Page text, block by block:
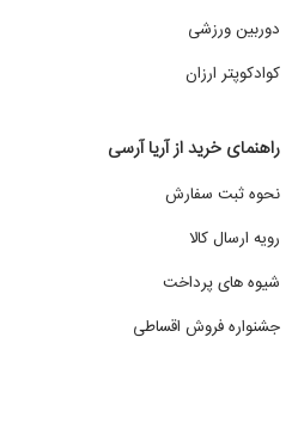
دوربین ورزشی
کوادکوپتر ارزان
راهنمای خرید از آریا آرسی
نحوه ثبت سفارش
رویه ارسال کالا
شیوه های پرداخت
جشنواره فروش اقساطی